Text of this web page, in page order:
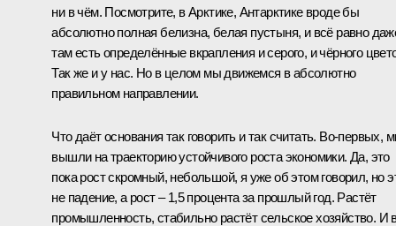
ни в чём. Посмотрите, в Арктике, Антарктике вроде бы
абсолютно полная белизна, белая пустыня, и всё равно
там есть определённые вкрапления и серого, и чёрного
Так же и у нас. Но в целом мы движемся в абсолютно
правильном направлении.
Что даёт основания так говорить и так считать. Во-первых,
вышли на траекторию устойчивого роста экономики. Да, это
пока рост скромный, небольшой, я уже об этом говорил, но
не падение, а рост – 1,5 процента за прошлый год. Растёт
промышленность, стабильно растёт сельское хозяйство. И